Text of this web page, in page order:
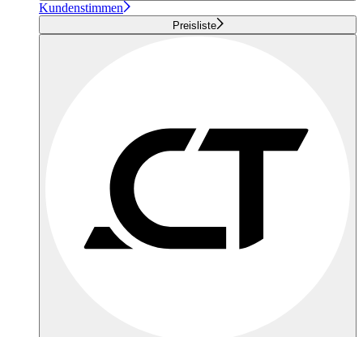
Kundenstimmen
Preisliste